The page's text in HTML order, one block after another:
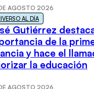
AGOSTO 2026
AL DÍA
Gutiérrez
de la
y hace el
la educación
AGOSTO 2026